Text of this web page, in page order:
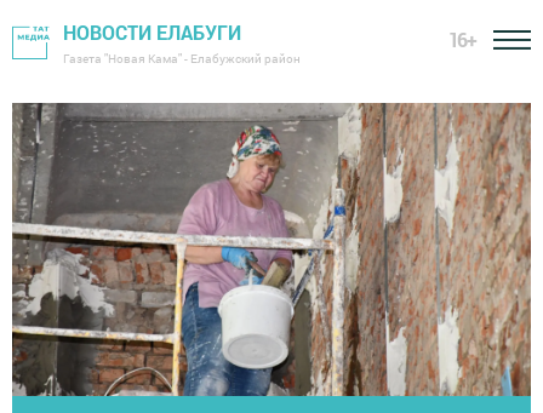
НОВОСТИ ЕЛАБУГИ
Газета "Новая Кама" - Елабужский район
16+